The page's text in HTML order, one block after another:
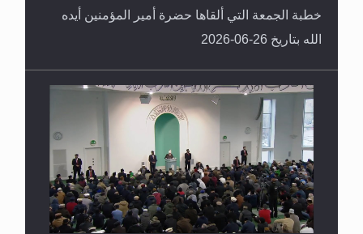
خطبة الجمعة التي ألقاها حضرة أمير المؤمنين أيده
الله بتاريخ 26-06-2026